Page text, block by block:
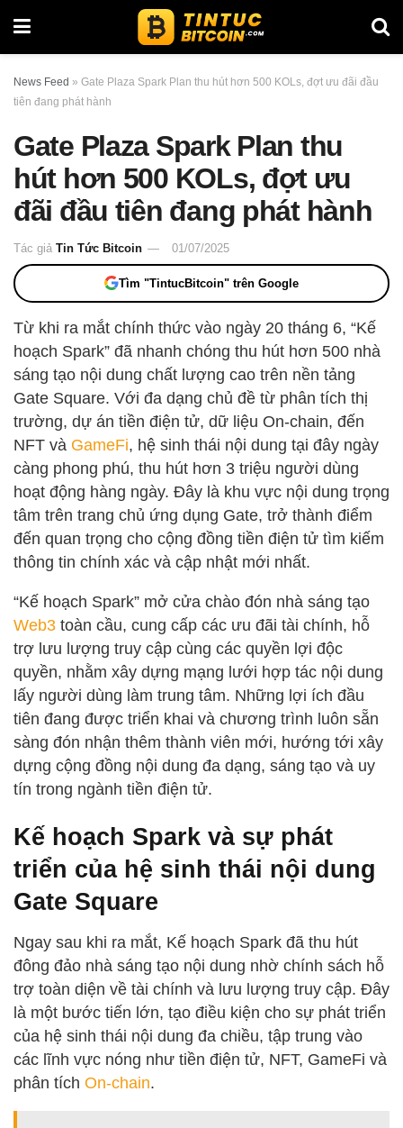
News Feed » Gate Plaza Spark Plan thu hút hơn 500 KOLs, đợt ưu đãi đầu
tiên đang phát hành
Gate Plaza Spark Plan thu
hút hơn 500 KOLs, đợt ưu
đãi đầu tiên đang phát hành
Tác giả Tin Tức Bitcoin 01/07/2025
Tìm "TintucBitcoin" trên Google
Từ khi ra mắt chính thức vào ngày 20 tháng 6, “Kế
hoạch Spark” đã nhanh chóng thu hút hơn 500 nhà
sáng tạo nội dung chất lượng cao trên nền tảng
Gate Square. Với đa dạng chủ đề từ phân tích thị
trường, dự án tiền điện tử, dữ liệu On-chain, đến
NFT và GameFi, hệ sinh thái nội dung tại đây ngày
càng phong phú, thu hút hơn 3 triệu người dùng
hoạt động hàng ngày. Đây là khu vực nội dung trọng
tâm trên trang chủ ứng dụng Gate, trở thành điểm
đến quan trọng cho cộng đồng tiền điện tử tìm kiếm
thông tin chính xác và cập nhật mới nhất.
“Kế hoạch Spark” mở cửa chào đón nhà sáng tạo
Web3 toàn cầu, cung cấp các ưu đãi tài chính, hỗ
trợ lưu lượng truy cập cùng các quyền lợi độc
quyền, nhằm xây dựng mạng lưới hợp tác nội dung
lấy người dùng làm trung tâm. Những lợi ích đầu
tiên đang được triển khai và chương trình luôn sẵn
sàng đón nhận thêm thành viên mới, hướng tới xây
dựng cộng đồng nội dung đa dạng, sáng tạo và uy
tín trong ngành tiền điện tử.
Kế hoạch Spark và sự phát
triển của hệ sinh thái nội dung
Gate Square
Ngay sau khi ra mắt, Kế hoạch Spark đã thu hút
đông đảo nhà sáng tạo nội dung nhờ chính sách hỗ
trợ toàn diện về tài chính và lưu lượng truy cập. Đây
là một bước tiến lớn, tạo điều kiện cho sự phát triển
của hệ sinh thái nội dung đa chiều, tập trung vào
các lĩnh vực nóng như tiền điện tử, NFT, GameFi và
phân tích On-chain.